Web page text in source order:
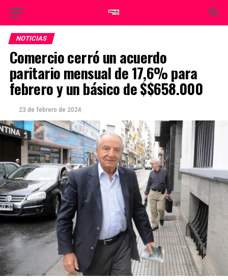
NOTICIAS
Comercio cerró un acuerdo
paritario mensual de 17,6% para
febrero y un básico de $$658.000
23 de febrero de 2024